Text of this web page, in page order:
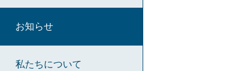
お知らせ
私たちについて